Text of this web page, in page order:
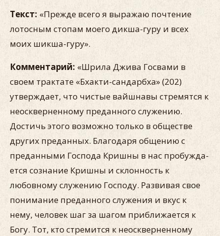
Текст: «Прежде всего я выражаю почтение
лотосным сто­пам моего дикша-гуру и всех
моих шикша-гуру».
Комментарий: «Шрила Джива Госвами в
своем трактате «Бхакти-сандарбха» (202)
утверждает, что чистые вайшнавы стремятся к
неоскверненному преданного служению.
Достичь этого возможно только в обществе
других преданных. Благода­ря общению с
преданными Господа Кришны в нас пробужда­
ется сознание Кришны и склонность к
любовному служению Господу. Развивая свое
понимание преданного служения и вкус к
нему, человек шаг за шагом приближается к
Богу. Тот, кто стремится к неоскверненному